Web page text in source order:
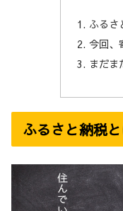
ふるさ
今回、
まだま
ふるさと納税と